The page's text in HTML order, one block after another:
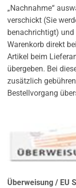
„Nachnahme“
verschickt (Sie
benachrichtigt) und
Warenkorb direkt
Artikel beim
übergeben. Bei
zusätzlich
Bestellvorgang
Überweisung / EU